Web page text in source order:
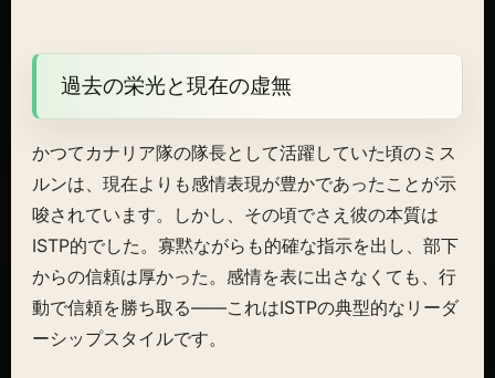
過去の栄光と現在の虚無
かつてカナリア隊の隊長として活躍していた頃のミス
ルンは、現在よりも感情表現が豊かであったことが示
唆されています。しかし、その頃でさえ彼の本質は
ISTP的でした。寡黙ながらも的確な指示を出し、部下
からの信頼は厚かった。感情を表に出さなくても、行
動で信頼を勝ち取る――これはISTPの典型的なリーダ
ーシップスタイルです。